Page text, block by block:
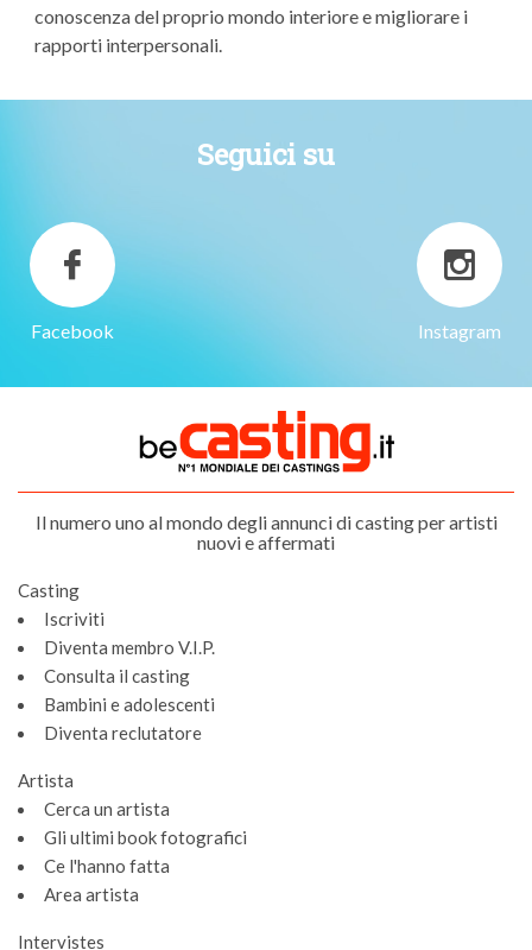
conoscenza del proprio mondo interiore e migliorare i
rapporti interpersonali.
Seguici su
Facebook Instagram
Il numero uno al mondo degli annunci di casting per artisti
nuovi e affermati
Casting
Iscriviti
Diventa membro V.I.P.
Consulta il casting
Bambini e adolescenti
Diventa reclutatore
Artista
Cerca un artista
Gli ultimi book fotografici
Ce l'hanno fatta
Area artista
Intervistes